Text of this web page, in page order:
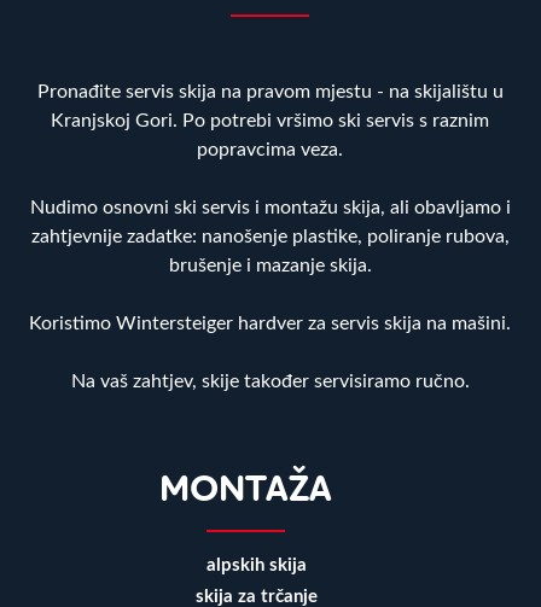
Pronađite servis skija na pravom mjestu - na skijalištu u
Kranjskoj Gori. Po potrebi vršimo ski servis s raznim
popravcima veza.
Nudimo osnovni ski servis i montažu skija, ali obavljamo i
zahtjevnije zadatke: nanošenje plastike, poliranje rubova,
brušenje i mazanje skija.
Koristimo Wintersteiger hardver za servis skija na mašini.
Na vaš zahtjev, skije također servisiramo ručno.
MONTAŽA
alpskih skija
skija za trčanje